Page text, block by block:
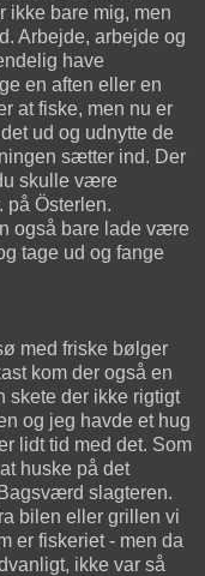
ikke bare mig, men
Arbejde, arbejde og
have
en aften eller en
at fiske, men nu er
ud og udnytte de
sætter ind. Der
skulle være
på Österlen.
også bare lade være
tage ud og fange
med friske bølger
kom der også en
skete der ikke rigtigt
og jeg havde et hug
lidt tid med det. Som
huske på det
slagteren.
bilen eller grillen vi
er fiskeriet - men da
ikke var så